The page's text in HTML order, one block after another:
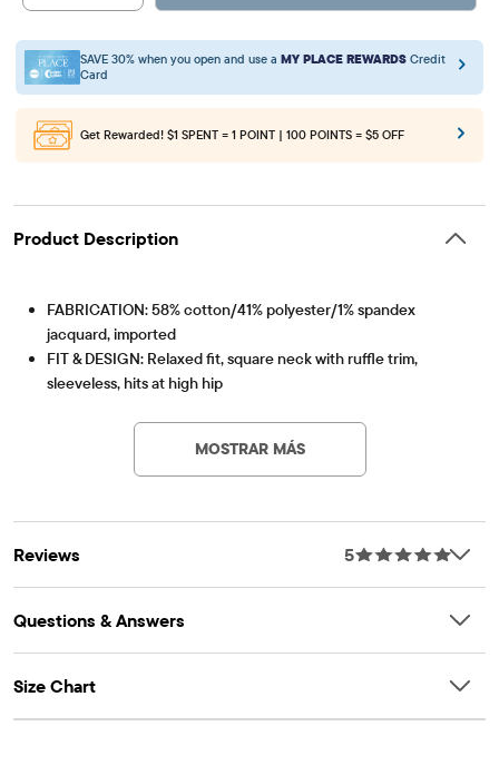
SAVE 30% when you open and use a MY PLACE REWARDS Credit
Card
Get Rewarded! $1 SPENT = 1 POINT | 100 POINTS = $5 OFF
Product Description
FABRICATION: 58% cotton/41% polyester/1% spandex
jacquard, imported
FIT & DESIGN: Relaxed fit, square neck with ruffle trim,
sleeveless, hits at high hip
& to reduce shrinkage
MOSTRAR MÁS
Reviews 5
Questions & Answers
Size Chart